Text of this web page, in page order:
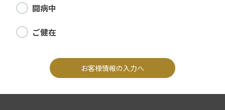
闘病中
ご健在
お客様情報の入力へ